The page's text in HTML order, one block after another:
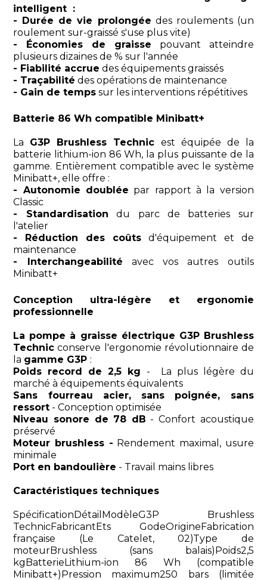
intelligent :
- Durée de vie prolongée des roulements (un
roulement sur-graissé s'use plus vite)
- Économies de graisse pouvant atteindre
plusieurs dizaines de % sur l'année
- Fiabilité accrue des équipements graissés
- Traçabilité des opérations de maintenance
- Gain de temps sur les interventions répétitives
Batterie 86 Wh compatible Minibatt+
La G3P Brushless Technic est équipée de la
batterie lithium-ion 86 Wh, la plus puissante de la
gamme. Entièrement compatible avec le système
Minibatt+, elle offre :
- Autonomie doublée par rapport à la version
Classic
- Standardisation du parc de batteries sur
l'atelier
- Réduction des coûts d'équipement et de
maintenance
- Interchangeabilité avec vos autres outils
Minibatt+
Conception ultra-légère et ergonomie
professionnelle
La pompe à graisse électrique G3P Brushless
Technic conserve l'ergonomie révolutionnaire de
la gamme G3P :
Poids record de 2,5 kg - La plus légère du
marché à équipements équivalents
Sans fourreau acier, sans poignée, sans
ressort - Conception optimisée
Niveau sonore de 78 dB - Confort acoustique
préservé
Moteur brushless - Rendement maximal, usure
minimale
Port en bandoulière - Travail mains libres
Caractéristiques techniques
SpécificationDétailModèleG3P Brushless
TechnicFabricantEts GodeOrigineFabrication
française (Le Catelet, 02)Type de
moteurBrushless (sans balais)Poids2,5
kgBatterieLithium-ion 86 Wh (compatible
Minibatt+)Pression maximum250 bars (limitée